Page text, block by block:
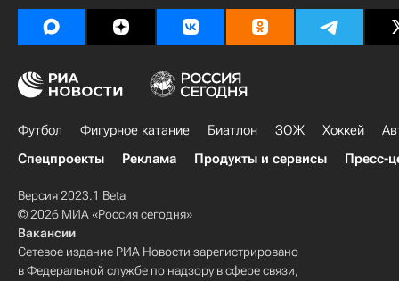
Футбол Фигурное катание Биатлон ЗОЖ Хоккей
Спецпроекты
Реклама Продукты и сервисы Пресс-
Версия 2023.1 Beta
© 2026 МИА «Россия сегодня»
Вакансии
Сетевое издание РИА Новости зарегистрировано
в Федеральной службе по надзору в сфере связи,